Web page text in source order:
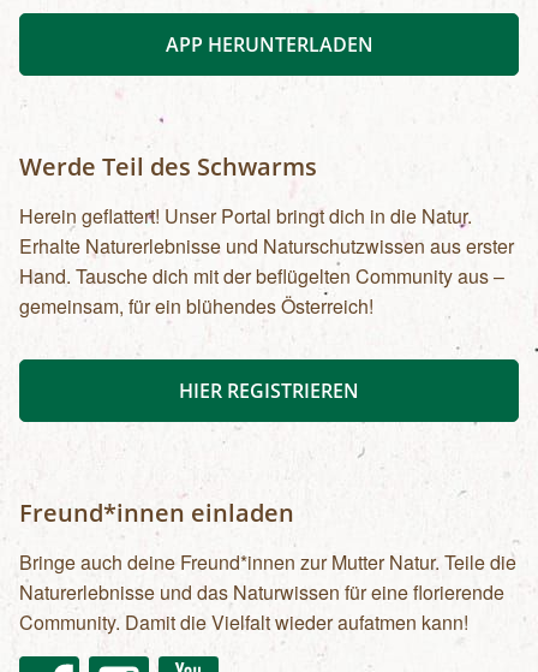
APP HERUNTERLADEN
Werde Teil des Schwarms
Herein geflattert! Unser Portal bringt dich in die Natur.
Erhalte Naturerlebnisse und Naturschutzwissen aus erster
Hand. Tausche dich mit der beflügelten Community aus –
gemeinsam, für ein blühendes Österreich!
HIER REGISTRIEREN
Freund*innen einladen
Bringe auch deine Freund*innen zur Mutter Natur. Teile die
Naturerlebnisse und das Naturwissen für eine florierende
Community. Damit die Vielfalt wieder aufatmen kann!